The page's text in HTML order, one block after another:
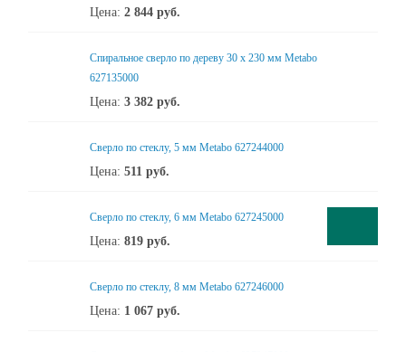
Цена: 2 844 руб.
Спиральное сверло по дереву 30 х 230 мм Metabo
627135000
Цена: 3 382 руб.
Сверло по стеклу, 5 мм Metabo 627244000
Цена: 511 руб.
Сверло по стеклу, 6 мм Metabo 627245000
Цена: 819 руб.
Сверло по стеклу, 8 мм Metabo 627246000
Цена: 1 067 руб.